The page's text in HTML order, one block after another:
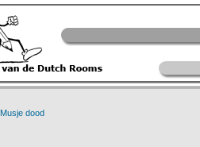
Musje dood